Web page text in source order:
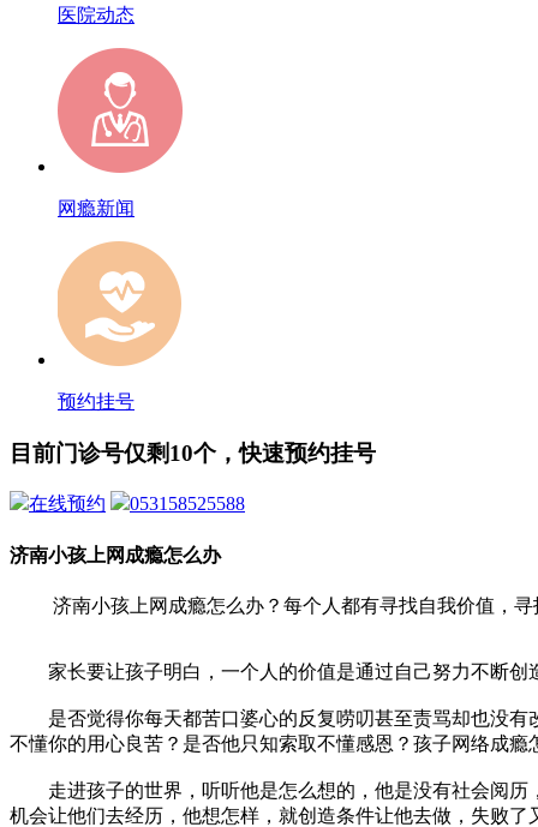
医院动态
网瘾新闻
预约挂号
目前门诊号仅剩10个，快速预约挂号
在线预约 053158525588
济南小孩上网成瘾怎么办
济南小孩上网成瘾怎么办？每个人都有寻找自我价值，寻
家长要让孩子明白，一个人的价值是通过自己努力不断创
是否觉得你每天都苦口婆心的反复唠叨甚至责骂却也没有
不懂你的用心良苦？是否他只知索取不懂感恩？孩子网络成瘾
走进孩子的世界，听听他是怎么想的，他是没有社会阅历
机会让他们去经历，他想怎样，就创造条件让他去做，失败